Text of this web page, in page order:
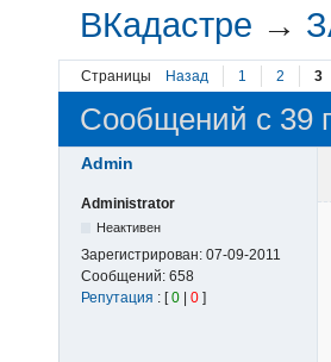
ВКадастре →
Страницы Назад 1 2 3
Сообщений с 39
Admin
Administrator
Неактивен
Зарегистрирован: 07-09-2011
Сообщений: 658
Репутация : [0 | 0 ]